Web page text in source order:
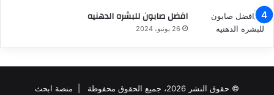
افضل صابون للبشره الدهنيه
26 يونيو، 2024
© حقوق النشر 2026، جميع الحقوق محفوظة | منصة ابحث